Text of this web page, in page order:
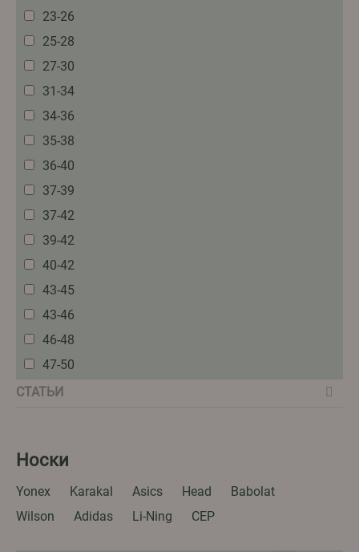
23-26
25-28
27-30
31-34
34-36
35-38
36-40
37-39
37-42
39-42
40-42
43-45
43-46
46-48
47-50
СТАТЬИ
Носки
Yonex Karakal Asics Head
Babolat
Wilson
Adidas Li-Ning CEP